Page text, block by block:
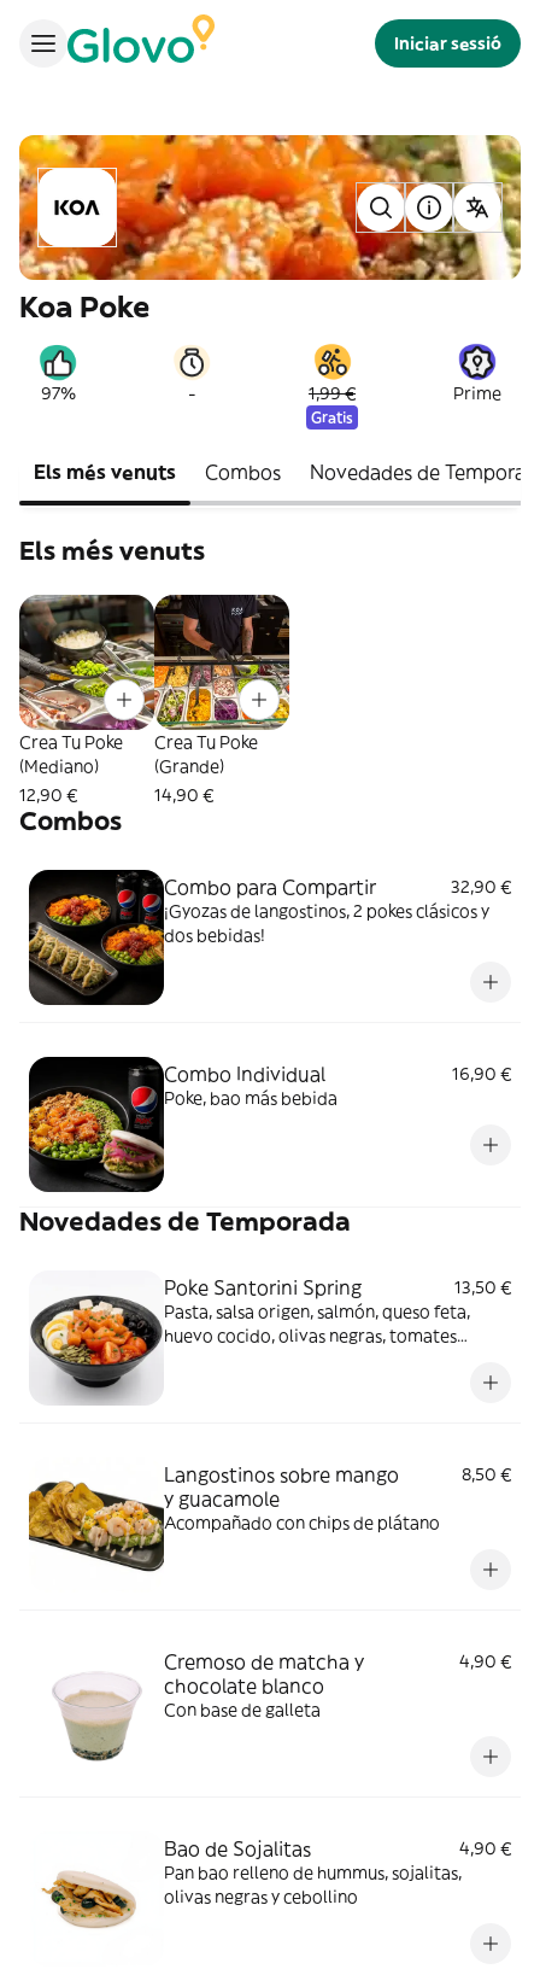
Iniciar sessió
Koa Poke
97% - 1,99 €
Gratis
Prime
Els més venuts Combos Novedades de
Els més venuts
Crea Tu Poke
(Mediano)
12,90 €
Crea Tu Poke
(Grande)
14,90 €
Combos
Combo para Compartir
32,90 €
¡Gyozas de langostinos, 2 pokes clásicos y
dos bebidas!
Combo Individual
16,90 €
Poke, bao más bebida
Novedades de Temporada
Poke Santorini Spring
13,50 €
Pasta, salsa origen, salmón, queso feta,
huevo cocido, olivas negras, tomates
Langostinos sobre mango
y guacamole
8,50 €
Acompañado con chips de plátano
Cremoso de matcha y
chocolate blanco
4,90 €
Con base de galleta
Bao de Sojalitas
4,90 €
Pan bao relleno de hummus, sojalitas,
olivas negras y cebollino